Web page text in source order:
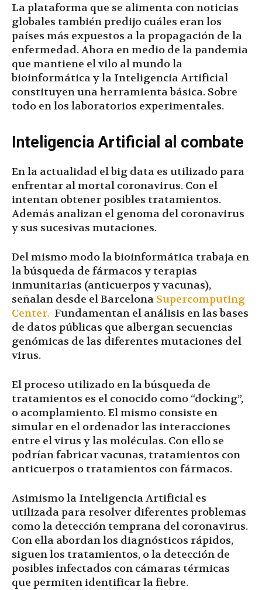
La plataforma que se alimenta con noticias
globales también predijo cuáles eran los
países más expuestos a la propagación de la
enfermedad. Ahora en medio de la pandemia
que mantiene el vilo al mundo la
bioinformática y la Inteligencia Artificial
constituyen una herramienta básica. Sobre
todo en los laboratorios experimentales.
Inteligencia Artificial al combate
En la actualidad el big data es utilizado para
enfrentar al mortal coronavirus. Con el
intentan obtener posibles tratamientos.
Además analizan el genoma del coronavirus
y sus sucesivas mutaciones.
Del mismo modo la bioinformática trabaja en
la búsqueda de fármacos y terapias
inmunitarias (anticuerpos y vacunas),
señalan desde el Barcelona Supercomputing
Center. Fundamentan el análisis en las bases
de datos públicas que albergan secuencias
genómicas de las diferentes mutaciones del
virus.
El proceso utilizado en la búsqueda de
tratamientos es el conocido como “docking”,
o acomplamiento. El mismo consiste en
simular en el ordenador las interacciones
entre el virus y las moléculas. Con ello se
podrían fabricar vacunas, tratamientos con
anticuerpos o tratamientos con fármacos.
Asimismo la Inteligencia Artificial es
utilizada para resolver diferentes problemas
como la detección temprana del coronavirus.
Con ella abordan los diagnósticos rápidos,
siguen los tratamientos, o la detección de
posibles infectados con cámaras térmicas
que permiten identificar la fiebre.